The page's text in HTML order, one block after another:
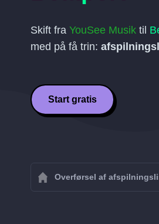
Skift fra YouSee Musik til
med på få trin:
Start gratis
Overførsel af